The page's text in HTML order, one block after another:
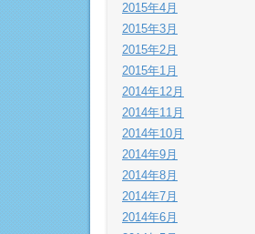
2015年4月
2015年3月
2015年2月
2015年1月
2014年12月
2014年11月
2014年10月
2014年9月
2014年8月
2014年7月
2014年6月